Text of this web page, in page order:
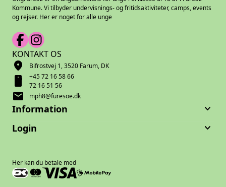
Kommune. Vi tilbyder undervisnings- og fritidsaktiviteter, camps, events
og rejser. Her er noget for alle unge
KONTAKT OS
location_on Bifrostvej 1, 3520 Farum, DK
smartphone
+45 72 16 58 66
72 16 51 56
mail mph8@furesoe.dk
Information keyboard_arrow_down
Login keyboard_arrow_down
Her kan du betale med